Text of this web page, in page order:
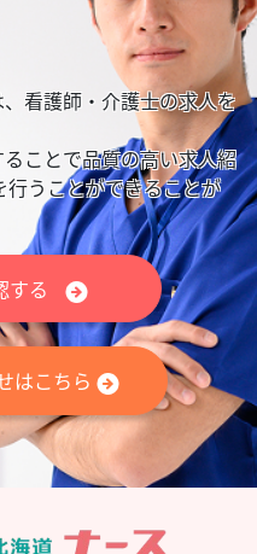
看護師・介護士の求人を
ことで品質の高い求人紹
うことができることが
する
はこちら